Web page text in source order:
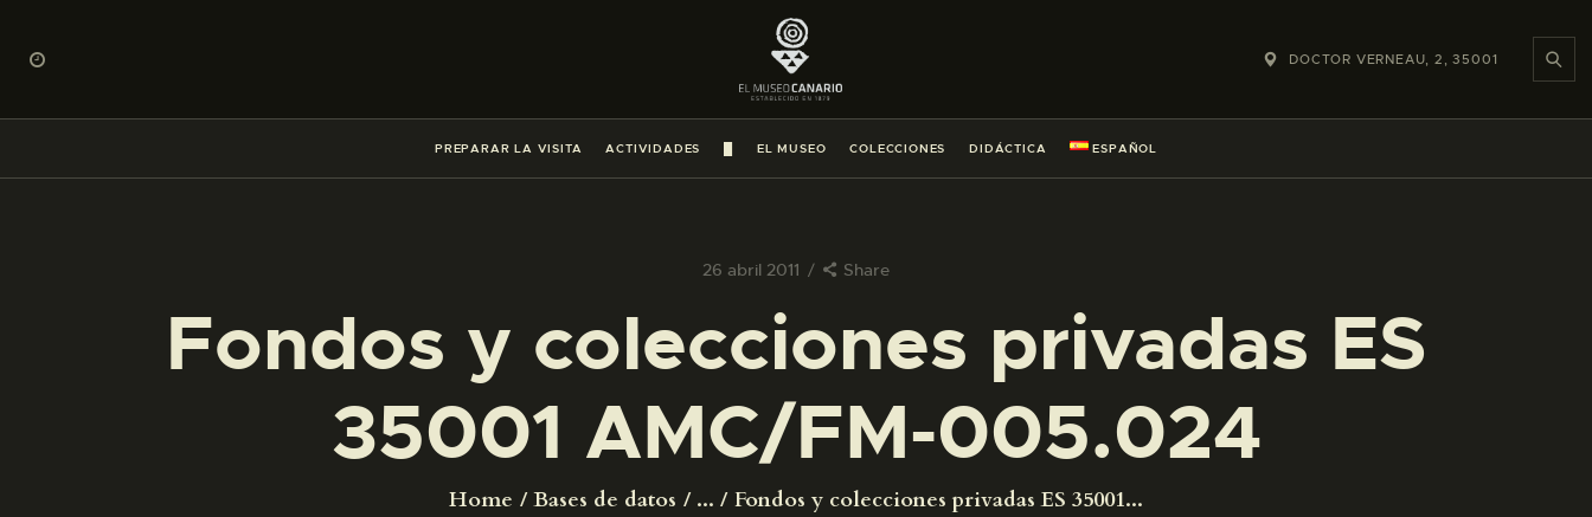
DOCTOR VERNEAU, 2, 35001
PREPARAR LA VISITA ACTIVIDADES EL MUSEO COLECCIONES DIDÁCTICA ESPAÑOL
26 abril 2011 Share
Fondos y colecciones privadas ES
35001 AMC/FM-005.024
Home Bases de datos ... Fondos y colecciones privadas ES 35001...
PREPARAR LA VISITA
ACTIVIDADES
█
COLECCIONES
DIDÁCTICA
ESPAÑOL